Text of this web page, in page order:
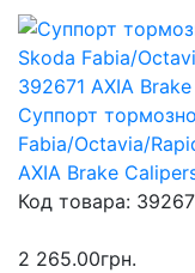
Суппорт
Fabia/Octavia/
AXIA Brake
Код товара:
2 265.00грн.